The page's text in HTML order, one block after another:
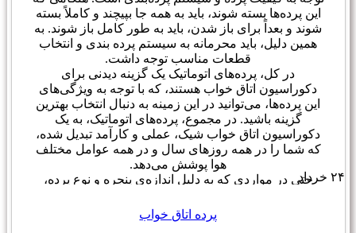
این پرده‌ها بسته شوند، باید به همه جا بپیچند و کاملاً بسته
شوند و بعداً برای باز شدن، باید به طور کامل باز شوند. به
همین دلیل، باید محرمانه به سیستم پرده بندی و انتخاب
قطعات مناسب توجه داشت.
در کل، پرده‌های اتوماتیک یک گزینه دیدنی برای
دکوراسیون اتاق خواب هستند، که با توجه به ویژگی‌های
این پرده‌ها، می‌توانید در این زمینه به دنبال انتخاب بهترین
گزینه باشید. در مجموع، پرده‌های اتوماتیک، به یک
دکوراسیون اتاق خواب شیک، عملی و کارآمد تبدیل شده،
که شما را در همه روزهای سال و در همه عوامل مختلف
هوا پوشش می‌دهد.
حتی در مواردی که به دلیل اندازه‌ی پنجره و نوع پرده،
نیاز است، پرده‌های اتوماتیک همچنان به یک راه حل ساده
و سریع برای باز کردن و بستن پرده‌های اتاق خواب شما
۲۴ خرداد
پرده اتاق خواب